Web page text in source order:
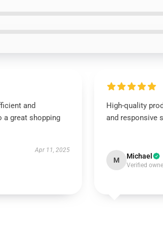
and
a great shopping
Apr 11, 2025
High-quality
and responsive
M Michael
Verified